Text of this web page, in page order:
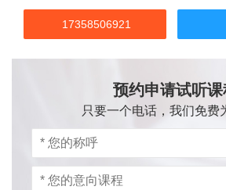
17358506921
预约申请试听课
只要一个电话，我们免费